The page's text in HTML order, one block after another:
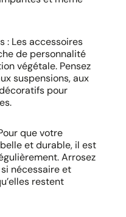
: Les accessoires
de personnalité
végétale. Pensez
suspensions, aux
pour
que votre
et durable, il est
Arrosez
nécessaire et
restent